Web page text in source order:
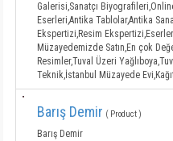
Galerisi,Sanatçı
Eserleri,Antika Tablolar,Antika
Ekspertizi,Resim
Müzayedemizde Satın,En çok
Resimler,Tuval Üzeri
Teknik,İstanbul Müzayede
Barış Demir ( Product )
Barış Demir